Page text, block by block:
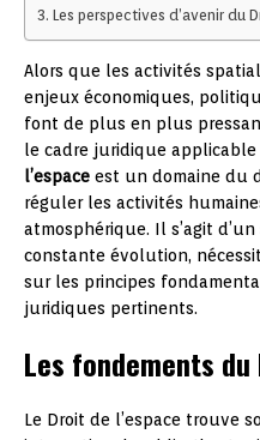
Les perspectives d’avenir du
Alors que les activités
enjeux économiques,
font de plus en plus
le cadre juridique applicable
l’espace est un domaine du
réguler les activités
atmosphérique. Il s’agit
constante évolution,
sur les principes
juridiques pertinents.
Les fondements du
Le Droit de l’espace trouve